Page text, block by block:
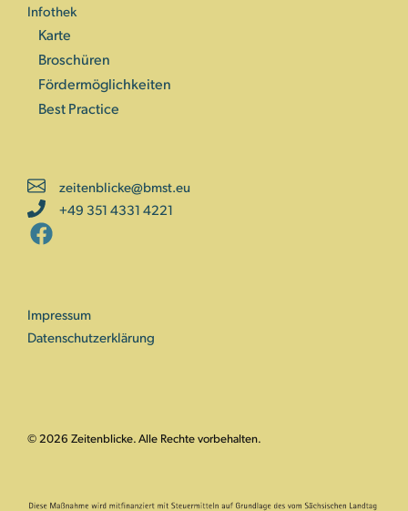
Infothek
Karte
Broschüren
Fördermöglichkeiten
Best Practice
zeitenblicke@bmst.eu
+49 351 4331 4221
Impressum
Datenschutzerklärung
© 2026 Zeitenblicke. Alle Rechte vorbehalten.